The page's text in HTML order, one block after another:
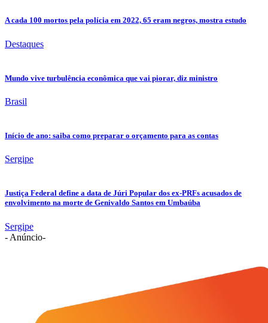
A cada 100 mortos pela polícia em 2022, 65 eram negros, mostra estudo
Destaques
Mundo vive turbulência econômica que vai piorar, diz ministro
Brasil
Início de ano: saiba como preparar o orçamento para as contas
Sergipe
Justiça Federal define a data de Júri Popular dos ex-PRFs acusados de
envolvimento na morte de Genivaldo Santos em Umbaúba
Sergipe
- Anúncio-